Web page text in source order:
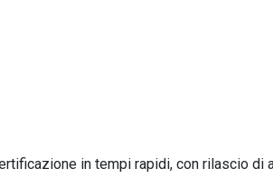
in tempi rapidi, con rilascio di